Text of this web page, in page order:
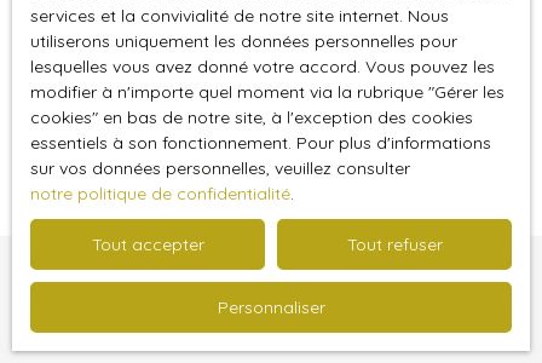
Vous n'avez actuellement aucun favori
Vous ne trouvez pas
la propriété de vos rêves ?
services et la convivialité de notre site internet. Nous
utiliserons uniquement les données personnelles pour
lesquelles vous avez donné votre accord. Vous pouvez les
modifier à n'importe quel moment via la rubrique ″Gérer les
cookies″ en bas de notre site, à l'exception des cookies
essentiels à son fonctionnement. Pour plus d'informations
sur vos données personnelles, veuillez consulter
notre politique de confidentialité.
Tout accepter Tout refuser
Personnaliser